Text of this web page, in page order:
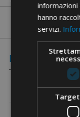
Elemente Codate
hanno
servizi.